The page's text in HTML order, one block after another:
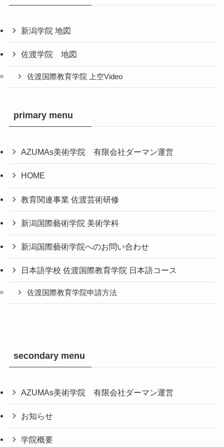
新潟学院 地図
佐渡学院 地図
佐渡国際教育学院 上空Video
primary menu
AZUMAs美術学院 有限会社ダーマン運営
HOME
教育関連事業 佐渡芸術研修
新潟国際藝術学院 美術学科
新潟国際藝術学院へのお問い合わせ
日本語学校 佐渡国際教育学院 日本語コース
佐渡国際教育学院申請方法
secondary menu
AZUMAs美術学院 有限会社ダーマン運営
お知らせ
学院概要